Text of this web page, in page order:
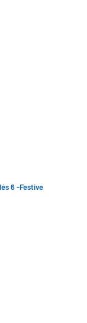
6 -Festive